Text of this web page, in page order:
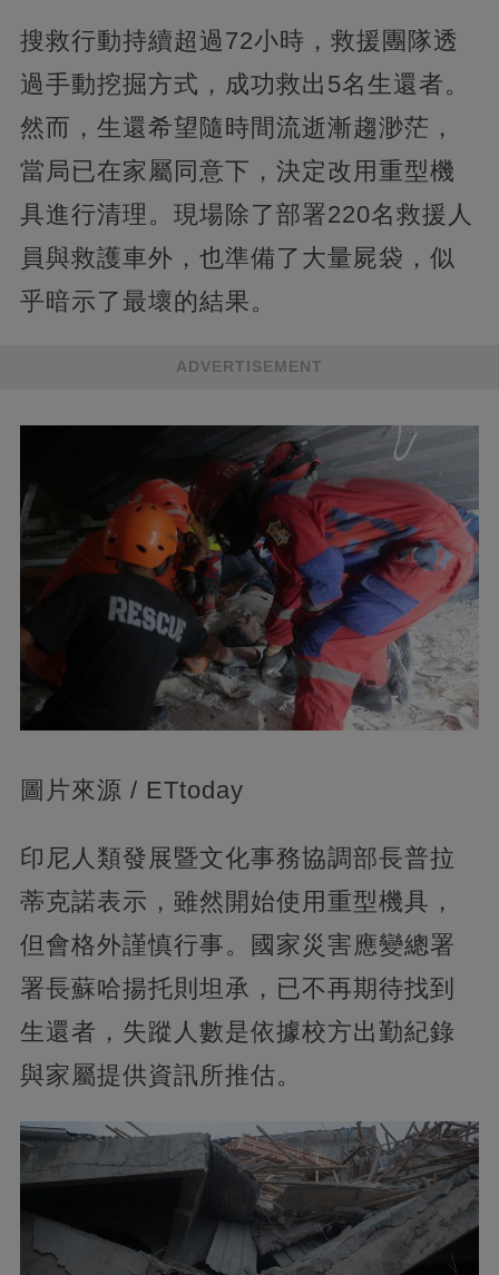
搜救行動持續超過72小時，救援團隊透
過手動挖掘方式，成功救出5名生還者。
然而，生還希望隨時間流逝漸趨渺茫，
當局已在家屬同意下，決定改用重型機
具進行清理。現場除了部署220名救援人
員與救護車外，也準備了大量屍袋，似
乎暗示了最壞的結果。
ADVERTISEMENT
圖片來源 / ETtoday
印尼人類發展暨文化事務協調部長普拉
蒂克諾表示，雖然開始使用重型機具，
但會格外謹慎行事。國家災害應變總署
署長蘇哈揚托則坦承，已不再期待找到
生還者，失蹤人數是依據校方出勤紀錄
與家屬提供資訊所推估。